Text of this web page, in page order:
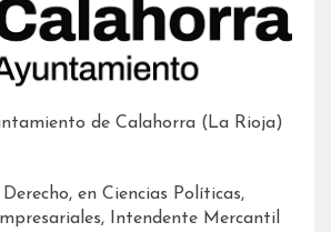
de Calahorra (La Rioja)
en Ciencias Políticas,
Intendente Mercantil